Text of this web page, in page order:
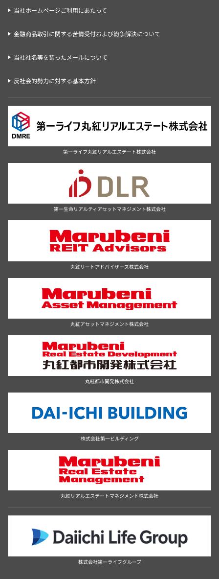
当社ホームページご利用にあたって
金融商品取引に関する苦情受付および紛争解決について
当社社名等を装ったメールについて
反社会的勢力に対する基本方針
第一ライフ丸紅リアルエステート株式会社
第一生命リアルティアセットマネジメント株式会社
丸紅リートアドバイザーズ株式会社
丸紅アセットマネジメント株式会社
丸紅都市開発株式会社
株式会社第一ビルディング
丸紅リアルエステートマネジメント株式会社
株式会社第一ライフグループ